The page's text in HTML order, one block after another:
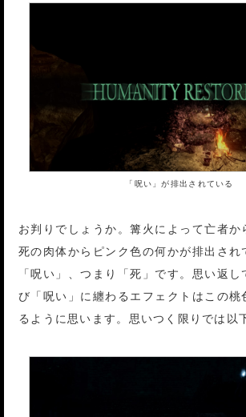
「呪い」が排出されている
お判りでしょうか。篝火によって亡者か
死の肉体からピンク色の何かが排出され
「呪い」、つまり「死」です。思い返し
び「呪い」に纏わるエフェクトはこの桃
るように思います。思いつく限りでは以